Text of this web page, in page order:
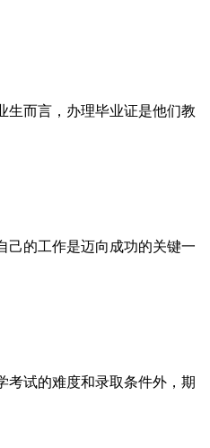
生而言，办理毕业证是他们教
己的工作是迈向成功的关键一
考试的难度和录取条件外，期